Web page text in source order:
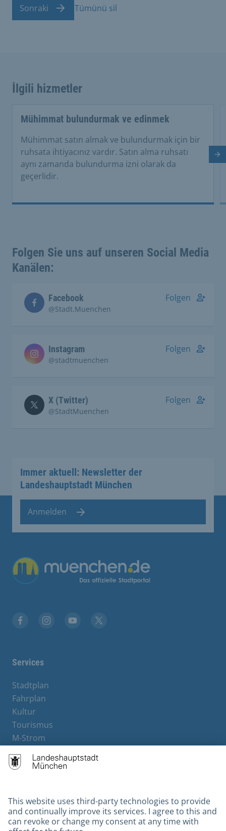
Sonraki Tümünü sil
İlgili hizmetler
Mühimmat bulundurmak ve edinmek
Mühimmat satın almak ve bulundurmak için bir
ruhsata ihtiyacınız vardır. Satın alma ruhsatı
aynı zamanda bulundurma izni olarak da
geçerlidir.
Folgen Sie uns auf unseren Social Media
Kanälen:
Facebook
@Stadt.Muenchen
Folgen
Instagram
@stadtmuenchen
Folgen
X (Twitter)
@StadtMuenchen
Folgen
Immer aktuell: Newsletter der
Landeshauptstadt München
Anmelden
Übergreifende Links
Services
Stadtplan
Fahrplan
Kultur
Tourismus
M-Strom
Hotels
Contact
Barrierefreiheit